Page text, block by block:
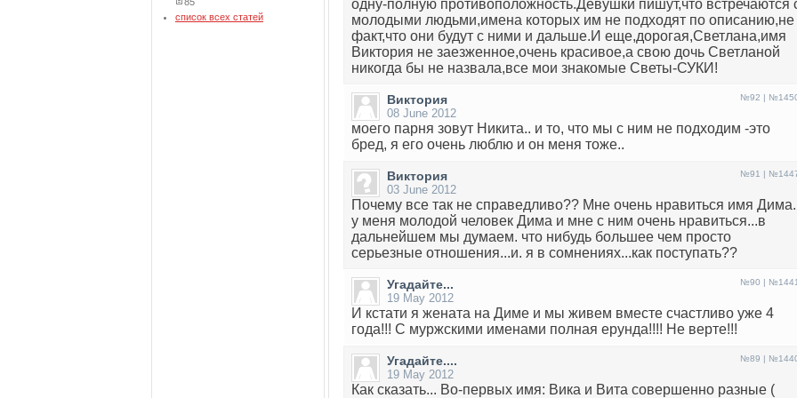
список всех статей
одну-полную противоположность.Девушки пишут,что встречаются
молодыми людьми,имена которых им не подходят по описанию,не
факт,что они будут с ними и дальше.И еще,дорогая,Светлана,имя
Виктория не заезженное,очень красивое,а свою дочь Светланой
никогда бы не назвала,все мои знакомые Светы-СУКИ!
Виктория
08 June 2012
№92 |
моего парня зовут Никита.. и то, что мы с ним не подходим -это
бред, я его очень люблю и он меня тоже..
Виктория
03 June 2012
№91 |
Почему все так не справедливо?? Мне очень нравиться имя
у меня молодой человек Дима и мне с ним очень нравиться...в
дальнейшем мы думаем. что нибудь большее чем просто
серьезные отношения...и. я в сомнениях...как поступать??
Угадайте...
19 May 2012
№90 |
И кстати я жената на Диме и мы живем вместе счастливо уже 4
года!!! С муржскими именами полная ерунда!!!! Не верте!!!
Угадайте....
19 May 2012
№89 |
Как сказать... Во-первых имя: Вика и Вита совершенно разные (